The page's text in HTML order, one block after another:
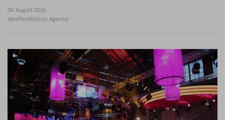
04. August 2026
Veröffentlicht in: Agentur